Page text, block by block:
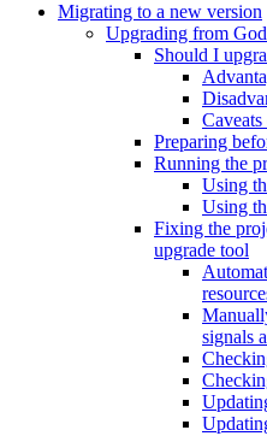
Migrating to a new version
Upgrading from
Should I
Preparing
Running the
Using
Using
Fixing the
upgrade tool
signals